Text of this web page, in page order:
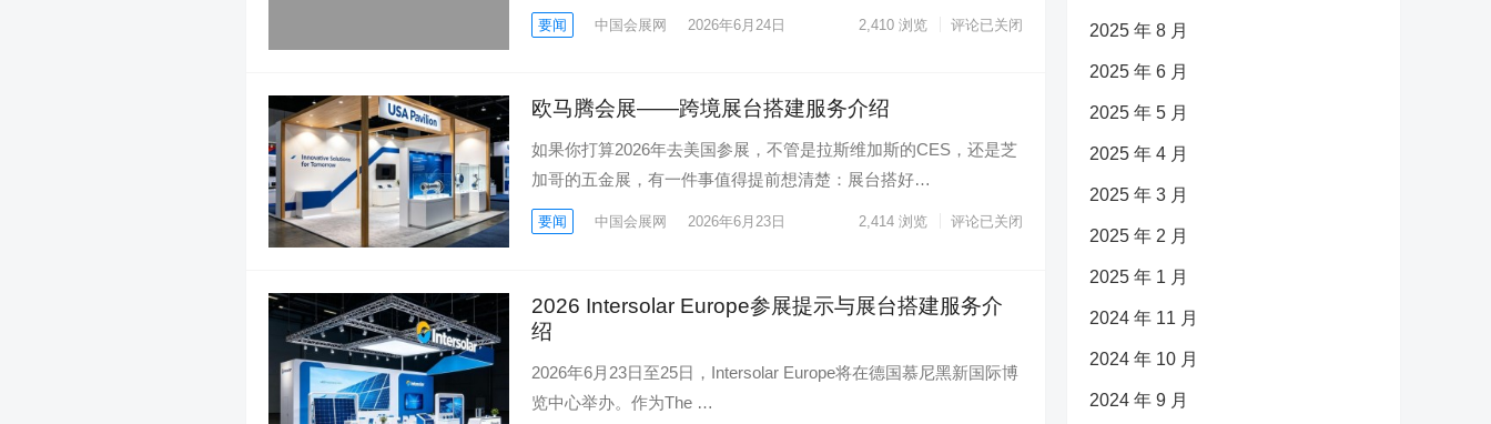
要闻 中国会展网 2026年6月24日 2,410 浏览 评论已关闭
欧马腾会展——跨境展台搭建服务介绍
如果你打算2026年去美国参展，不管是拉斯维加斯的CES，还是芝
加哥的五金展，有一件事值得提前想清楚：展台搭好…
要闻 中国会展网 2026年6月23日 2,414 浏览 评论已关闭
2026 Intersolar Europe参展提示与展台搭建服务介
绍
2026年6月23日至25日，Intersolar Europe将在德国慕尼黑新国际博
览中心举办。作为The …
2025 年 8 月
2025 年 6 月
2025 年 5 月
2025 年 4 月
2025 年 3 月
2025 年 2 月
2025 年 1 月
2024 年 11 月
2024 年 10 月
2024 年 9 月